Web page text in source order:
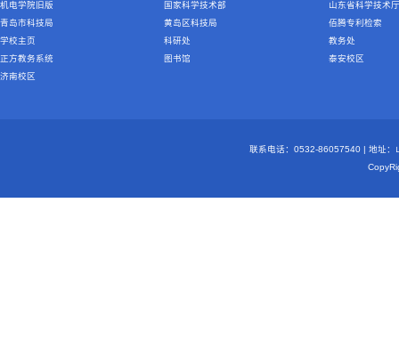
机电学院旧版 国家科学技术部
山东省科学技术厅
青岛市科技局
黄岛区科技局
佰腾专利检索
学校主页
科研处
教务处
正方教务系统
图书馆
泰安校区
济南校区
联系电话：0532-86057540 | 地址：